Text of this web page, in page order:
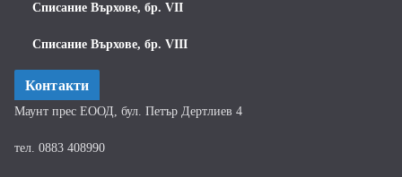
Списание Върхове, бр. VII
Списание Върхове, бр. VIII
Контакти
Маунт прес ЕООД, бул. Петър Дертлиев 4
тел. 0883 408990